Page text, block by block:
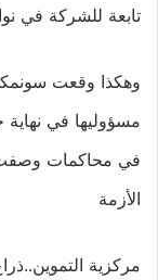
تابعة للشركة في
وهكذا وقعت
مسؤوليها في
في محاكمات وصفت
الأزمة
مركزية